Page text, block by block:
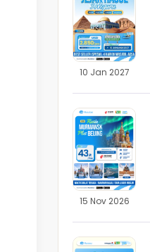
10 Jan 2027
15 Nov 2026